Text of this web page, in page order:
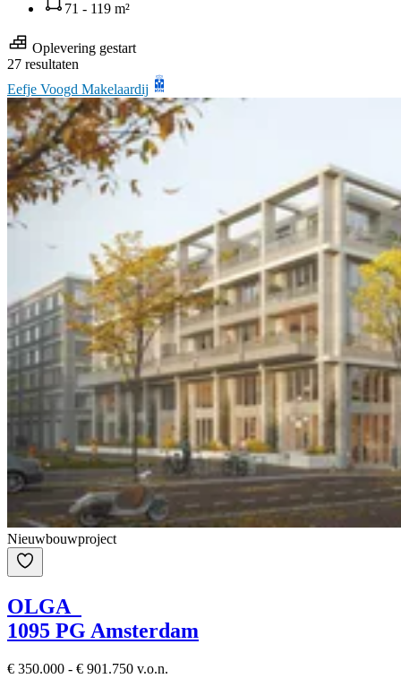
71 - 119 m²
Oplevering gestart
27 resultaten
Eefje Voogd Makelaardij
Nieuwbouwproject
OLGA
1095 PG Amsterdam
€ 350.000 - € 901.750 v.o.n.